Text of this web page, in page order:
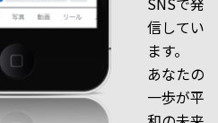
信してい
ます。
あなたの
一歩が平